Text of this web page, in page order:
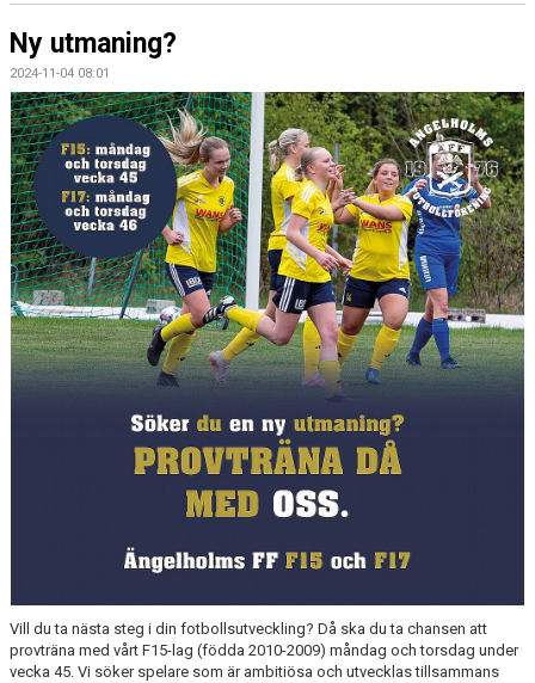
Ny utmaning?
2024-11-04 08:01
Vill du ta nästa steg i din fotbollsutveckling? Då ska du ta chansen att
provträna med vårt F15-lag (födda 2010-2009) måndag och torsdag under
vecka 45. Vi söker spelare som är ambitiösa och utvecklas tillsammans